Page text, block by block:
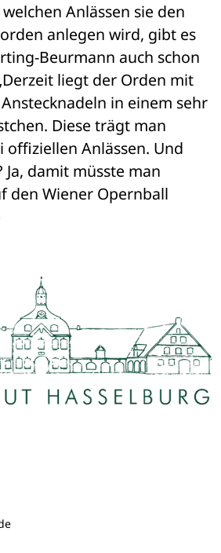
Anlässen sie den
anlegen wird, gibt es
Beurmann auch schon
liegt der Orden mit
in einem sehr
Diese trägt man
Anlässen. Und
Ja, damit müsste man
den Wiener Opernball